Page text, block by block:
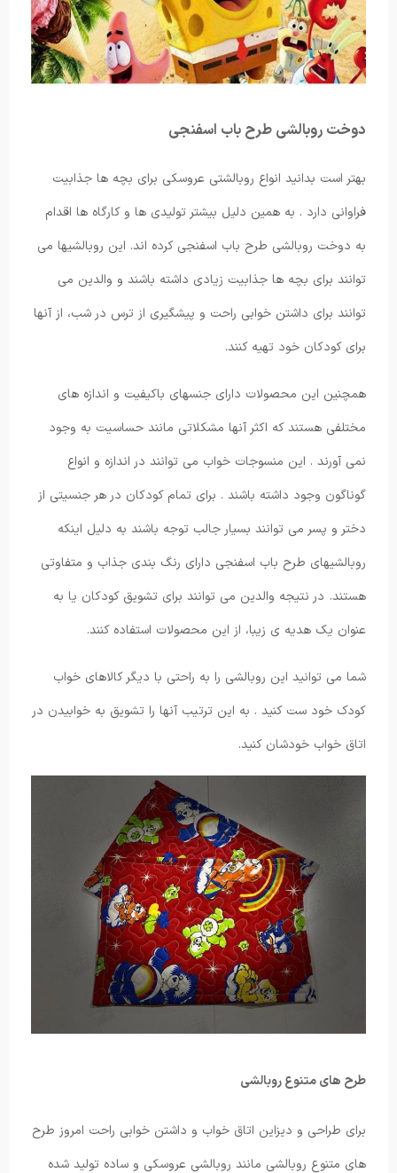
دوخت روبالشی طرح باب اسفنجی
بهتر است بدانید انواع روبالشتی عروسکی برای بچه ها جذابیت
فراوانی دارد . به همین دلیل بیشتر تولیدی ها و کارگاه ها اقدام
به دوخت روبالشی طرح باب اسفنجی کرده اند. این روبالشیها می
توانند برای بچه ها جذابیت زیادی داشته باشند و والدین می
توانند برای داشتن خوابی راحت و پیشگیری از ترس در شب، از آنها
برای کودکان خود تهیه کنند.
همچنین این محصولات دارای جنسهای باکیفیت و اندازه های
مختلفی هستند که اکثر آنها مشکلاتی مانند حساسیت به وجود
نمی آورند . این منسوجات خواب می توانند در اندازه و انواع
گوناگون وجود داشته باشند . برای تمام کودکان در هر جنسیتی از
دختر و پسر می توانند بسیار جالب توجه باشند به دلیل اینکه
روبالشیهای طرح باب اسفنجی دارای رنگ بندی جذاب و متفاوتی
هستند. در نتیجه والدین می توانند برای تشویق کودکان یا به
عنوان یک هدیه ی زیبا، از این محصولات استفاده کنند.
شما می توانید این روبالشی را به راحتی با دیگر کالاهای خواب
کودک خود ست کنید . به این ترتیب آنها را تشویق به خوابیدن در
اتاق خواب خودشان کنید.
طرح های متنوع روبالشی
برای طراحی و دیزاین اتاق خواب و داشتن خوابی راحت امروز طرح
های متنوع روبالشی مانند روبالشی عروسکی و ساده تولید شده